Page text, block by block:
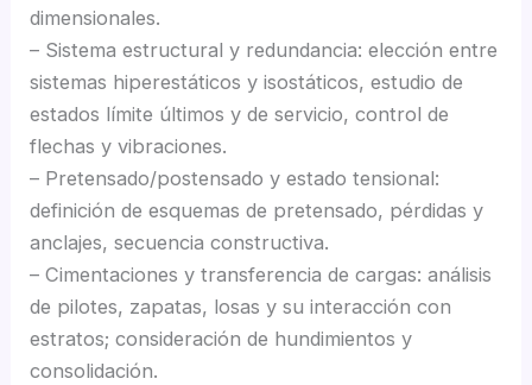
dimensionales.
– Sistema estructural y redundancia: elección entre
sistemas hiperestáticos y isostáticos, estudio de
estados límite últimos y de servicio, control de
flechas y vibraciones.
– Pretensado/postensado y estado tensional:
definición de esquemas de pretensado, pérdidas y
anclajes, secuencia constructiva.
– Cimentaciones y transferencia de cargas: análisis
de pilotes, zapatas, losas y su interacción con
estratos; consideración de hundimientos y
consolidación.